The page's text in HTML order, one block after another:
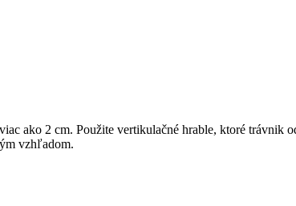
ako 2 cm. Použite vertikulačné hrable, ktoré
vzhľadom.